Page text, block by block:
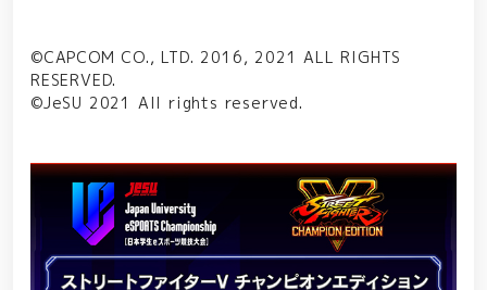
©CAPCOM CO., LTD. 2016, 2021 ALL RIGHTS
RESERVED.
©JeSU 2021 All rights reserved.